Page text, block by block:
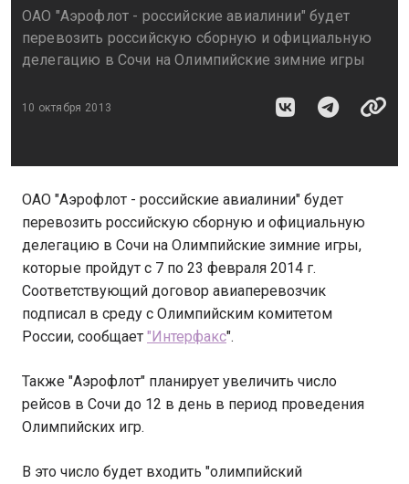
ОАО "Аэрофлот - российские авиалинии" будет
перевозить российскую сборную и официальную
делегацию в Сочи на Олимпийские зимние игры
10 октября 2013
ОАО "Аэрофлот - российские авиалинии" будет
перевозить российскую сборную и официальную
делегацию в Сочи на Олимпийские зимние игры,
которые пройдут с 7 по 23 февраля 2014 г.
Соответствующий договор авиаперевозчик
подписал в среду с Олимпийским комитетом
России, сообщает "Интерфакс".
Также "Аэрофлот" планирует увеличить число
рейсов в Сочи до 12 в день в период проведения
Олимпийских игр.
В это число будет входить "олимпийский